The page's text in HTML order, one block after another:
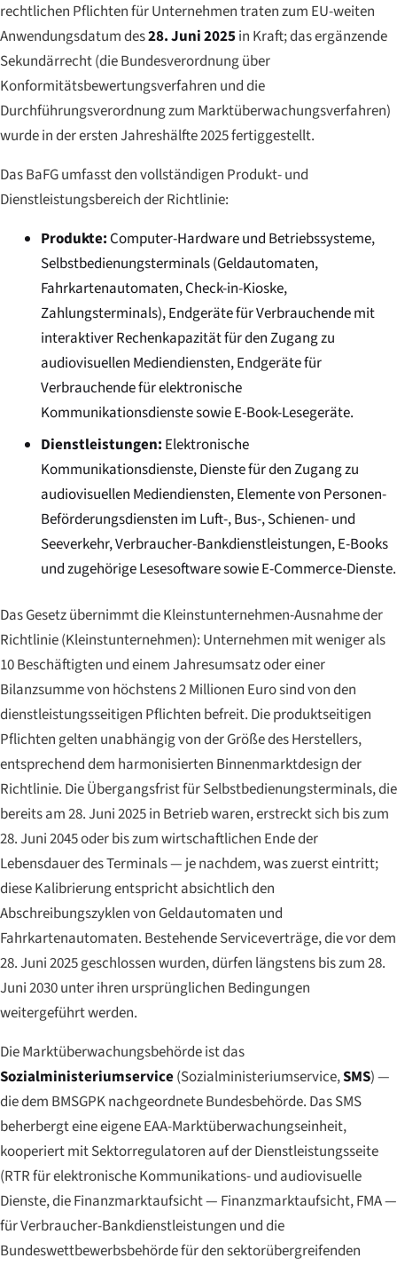
rechtlichen Pflichten für Unternehmen traten zum EU-weiten
Anwendungsdatum des28. Juni 2025in Kraft; das ergänzende
Sekundärrecht (die Bundesverordnung über
Konformitätsbewertungsverfahren und die
Durchführungsverordnung zum Marktüberwachungsverfahren)
wurde in der ersten Jahreshälfte 2025 fertiggestellt.
Das BaFG umfasst den vollständigen Produkt- und
Dienstleistungsbereich der Richtlinie:
Produkte:Computer-Hardware und Betriebssysteme,
Selbstbedienungsterminals (Geldautomaten,
Fahrkartenautomaten, Check-in-Kioske,
Zahlungsterminals), Endgeräte für Verbrauchende mit
interaktiver Rechenkapazität für den Zugang zu
audiovisuellen Mediendiensten, Endgeräte für
Verbrauchende für elektronische
Kommunikationsdienste sowie E-Book-Lesegeräte.
Dienstleistungen: Elektronische
Kommunikationsdienste, Dienste für den Zugang zu
audiovisuellen Mediendiensten, Elemente von Personen-
Beförderungsdiensten im Luft-, Bus-, Schienen- und
Seeverkehr, Verbraucher-Bankdienstleistungen, E-Books
und zugehörige Lesesoftware sowie E-Commerce-Dienste.
Das Gesetz übernimmt die Kleinstunternehmen-Ausnahme der
Richtlinie (Kleinstunternehmen): Unternehmen mit weniger als
10 Beschäftigten und einem Jahresumsatz oder einer
Bilanzsumme von höchstens 2 Millionen Euro sind von den
dienstleistungsseitigen Pflichten befreit. Die produktseitigen
Pflichten gelten unabhängig von der Größe des Herstellers,
entsprechend dem harmonisierten Binnenmarktdesign der
Richtlinie. Die Übergangsfrist für Selbstbedienungsterminals, die
bereits am 28. Juni 2025 in Betrieb waren, erstreckt sich bis zum
28. Juni 2045 oder bis zum wirtschaftlichen Ende der
Lebensdauer des Terminals — je nachdem, was zuerst eintritt;
diese Kalibrierung entspricht absichtlich den
Abschreibungszyklen von Geldautomaten und
Fahrkartenautomaten. Bestehende Serviceverträge, die vor dem
28. Juni 2025 geschlossen wurden, dürfen längstens bis zum 28.
Juni 2030 unter ihren ursprünglichen Bedingungen
weitergeführt werden.
Die Marktüberwachungsbehörde ist das
Sozialministeriumservice(Sozialministeriumservice,SMS) —
die dem BMSGPK nachgeordnete Bundesbehörde. Das SMS
beherbergt eine eigene EAA-Marktüberwachungseinheit,
kooperiert mit Sektorregulatoren auf der Dienstleistungsseite
(RTR für elektronische Kommunikations- und audiovisuelle
Dienste, die Finanzmarktaufsicht — Finanzmarktaufsicht, FMA —
für Verbraucher-Bankdienstleistungen und die
Bundeswettbewerbsbehörde für den sektorübergreifenden